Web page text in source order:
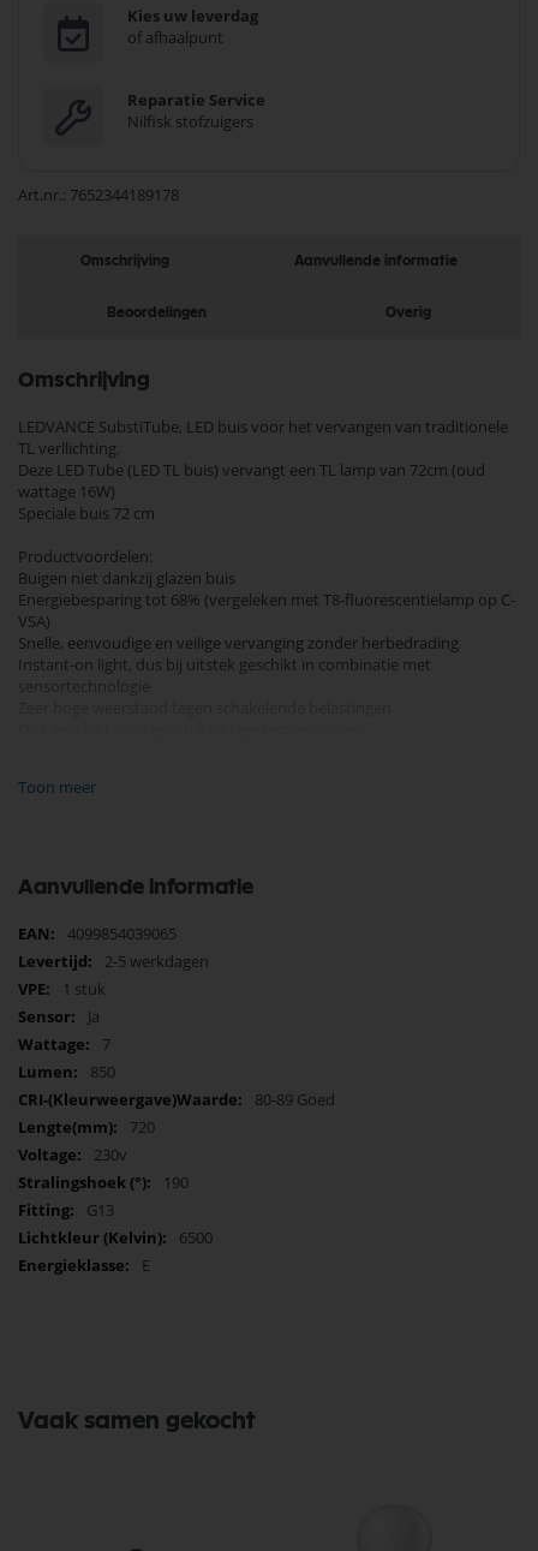
Kies uw leverdag
of afhaalpunt
Reparatie Service
Nilfisk stofzuigers
Art.nr. 7652344189178
Omschrijving Aanvullende informatie
Beoordelingen Overig
Omschrijving
LEDVANCE SubstiTube, LED buis voor het vervangen van traditionele
TL verllichting.
Deze LED Tube (LED TL buis) vervangt een TL lamp van 72cm (oud
wattage 16W)
Speciale buis 72 cm
Productvoordelen:
Buigen niet dankzij glazen buis
Energiebesparing tot 68% (vergeleken met T8-fluorescentielamp op C-
VSA)
Snelle, eenvoudige en veilige vervanging zonder herbedrading
Instant-on light, dus bij uitstek geschikt in combinatie met
sensortechnologie
Type: LED tube, T8
Lichtkleur: 6500 Kelvin 830
Gradenbundel: 190 graden
Kleurechtheid: CRI 80
Powerfactor: 0,9
Energielabel: E
Aantal branduren: 30.000 uur
Aantal schakelingen: 200.000 x
Materiaal: Glas
Inclusief LED starter
Lengte: 720 mm
Diameter: 26 mm
10 stuks in omdoos
Toon meer
Aanvullende informatie
Meer
informatie
4099854039065
2-5 werkdagen
1 stuk
Ja
7
850
80-89 Goed
720
230v
190
G13
6500
E
Vaak samen gekocht